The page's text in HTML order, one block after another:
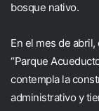
bosque nativo.
En el mes de
“Parque
contempla la
administrativo y